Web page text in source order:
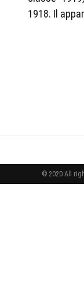
1918. Il
© 2020 All